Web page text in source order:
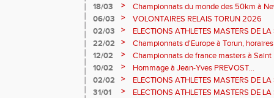
18/03
>
Championnats du monde des 50km à
Sébastien DOUMENC.
06/03 >
VOLONTAIRES RELAIS TORUN 2026
02/03
>
ELECTIONS ATHLETES MASTERS DE
2ème vote : athlètes hommes.
22/02 >
Championnats d'Europe à Torun,
informations...
12/02 >
Championnats de france masters à Saint
février 2026.
10/02 >
Hommage à Jean-Yves PREVOST...
02/02
>
ELECTIONS ATHLETES MASTERS DE
vote : athlètes femmes.
31/01 >
ELECTIONS ATHLETES MASTERS DE